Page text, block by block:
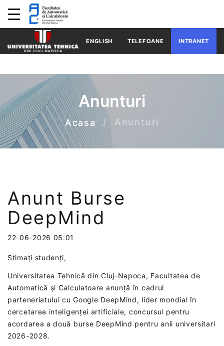
ENGLISH TELEFOANE INTRANET
Anunturi
Acasa Anunturi
Anunt Burse
DeepMind
22-06-2026 05:01
Stimați studenți,
Universitatea Tehnică din Cluj-Napoca, Facultatea de
Automatică și Calculatoare anunță în cadrul
parteneriatului cu Google DeepMind, lider mondial în
cercetarea inteligenței artificiale, concursul pentru
acordarea a două burse DeepMind pentru anii universitari
2026-2028.